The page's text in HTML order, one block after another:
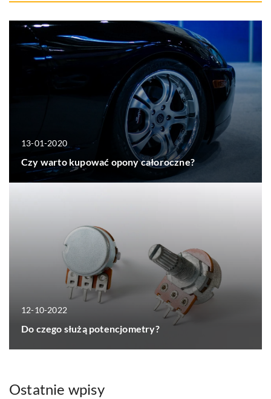
13-01-2020
Czy warto kupować opony całoroczne?
12-10-2022
Do czego służą potencjometry?
Ostatnie wpisy